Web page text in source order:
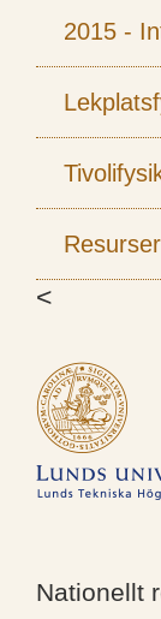
2015 -
<
Nationellt